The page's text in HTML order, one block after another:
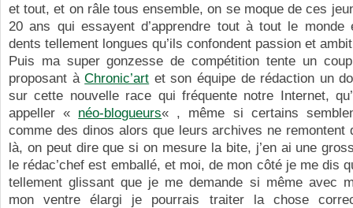
et tout, et on râle tous ensemble, on se moque de ces
20 ans qui essayent d’apprendre tout à tout le
dents tellement longues qu’ils confondent passion et
Puis ma super gonzesse de compétition tente un
proposant àChronic’art et son équipe de rédaction un
sur cette nouvelle race qui fréquente notre Internet,
appeller « néo-blogueurs« , même si certains
comme des dinos alors que leurs archives ne remontent
là, on peut dire que si on mesure la bite, j’en ai une
le rédac’chef est emballé, et moi, de mon côté je me dis
tellement glissant que je me demande si même avec
mon ventre élargi je pourrais traiter la chose